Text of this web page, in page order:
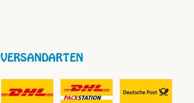
VERSANDARTEN